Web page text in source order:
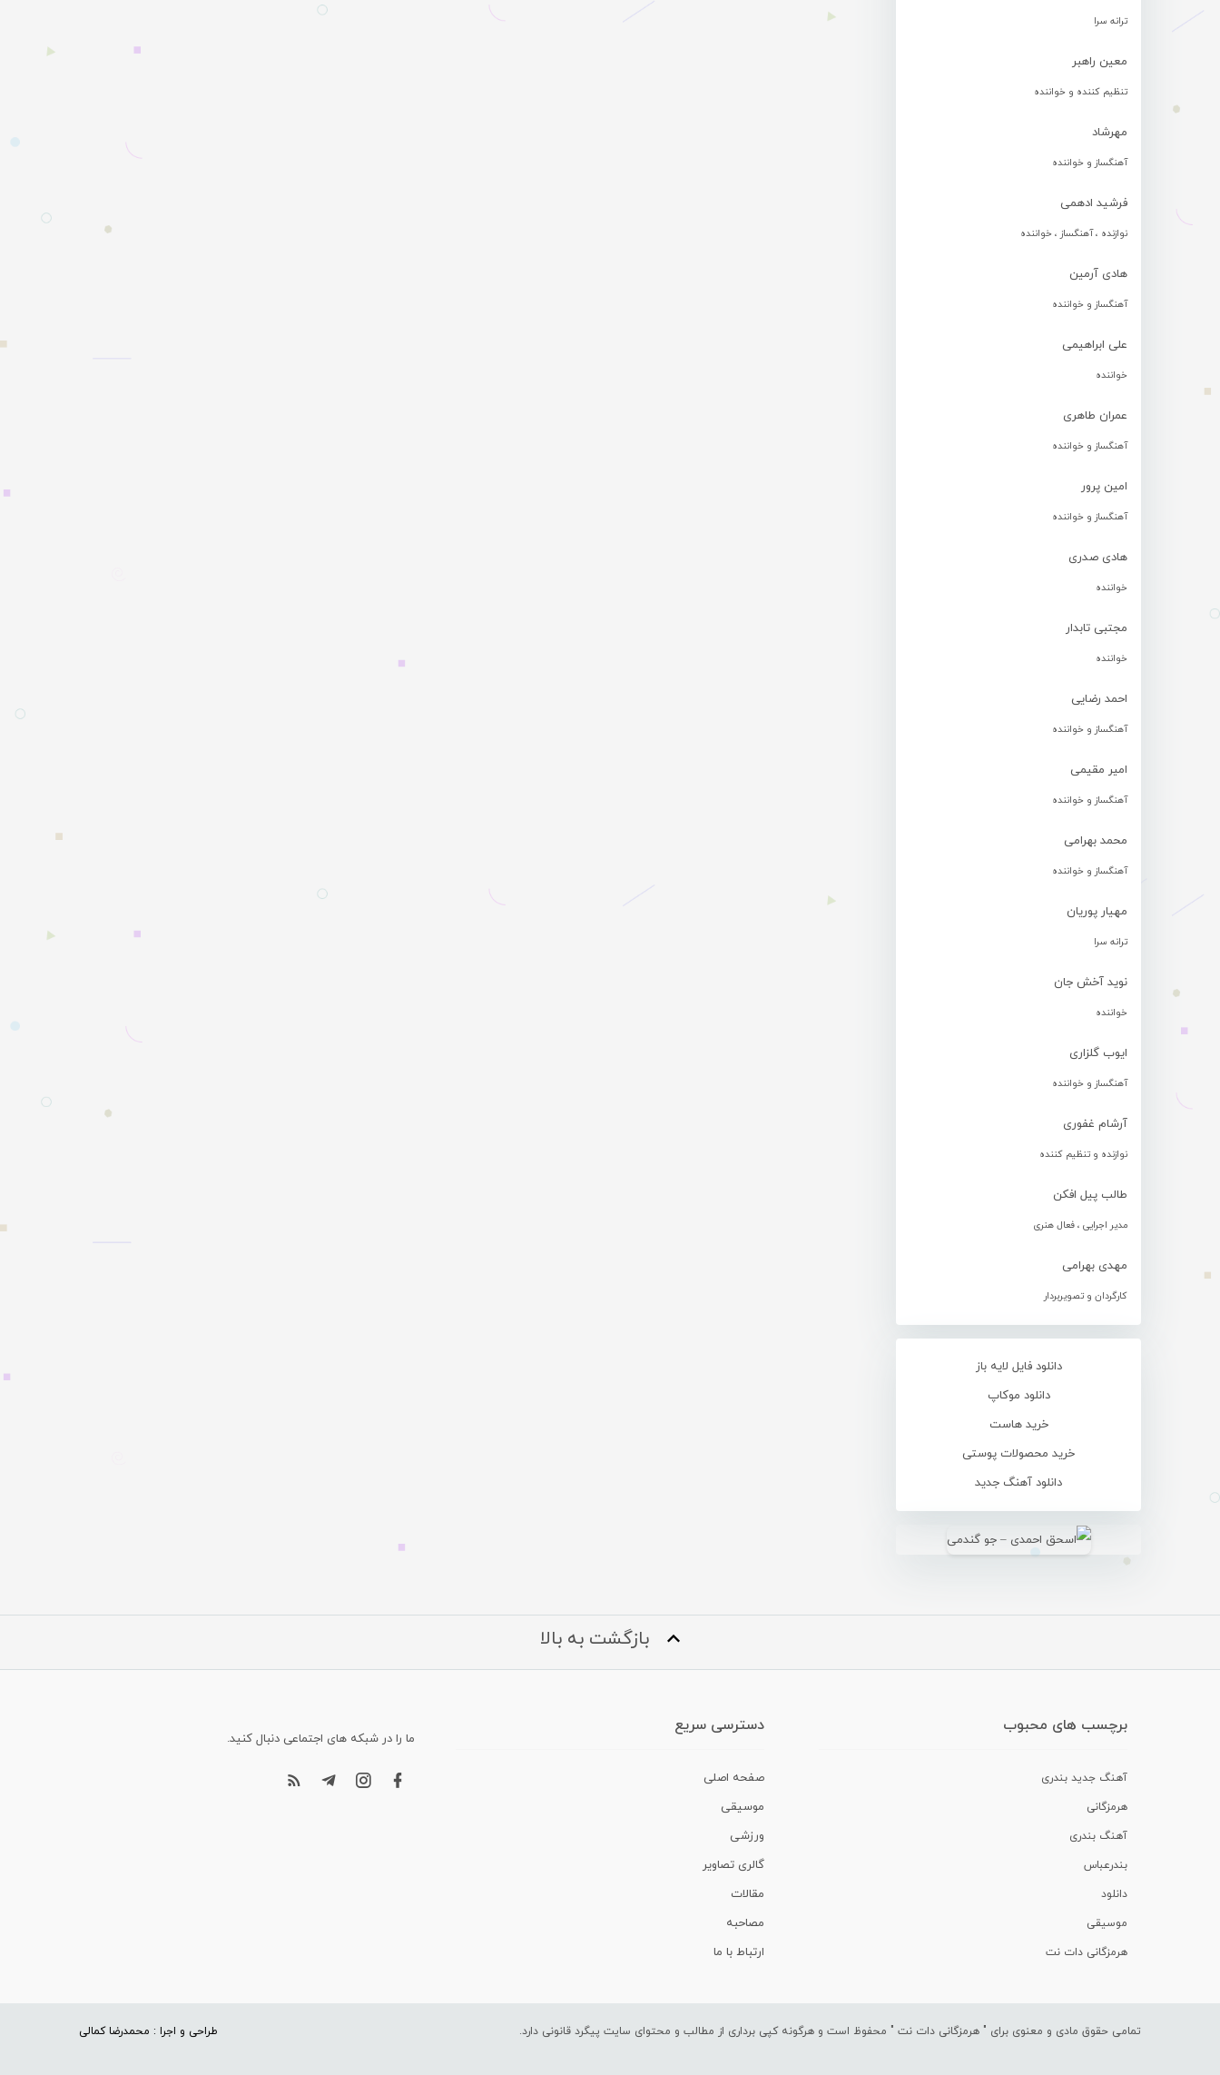
ترانه سرا
معین راهبر
تنظیم کننده و خواننده
مهرشاد
آهنگساز و خواننده
فرشید ادهمی
نوازنده ، آهنگساز ، خواننده
هادی آرمین
آهنگساز و خواننده
علی ابراهیمی
خواننده
عمران طاهری
آهنگساز و خواننده
امین پرور
آهنگساز و خواننده
هادی صدری
خواننده
مجتبی تابدار
خواننده
احمد رضایی
آهنگساز و خواننده
امیر مقیمی
آهنگساز و خواننده
محمد بهرامی
آهنگساز و خواننده
مهیار پوریان
ترانه سرا
نوید آخش جان
خواننده
ایوب گلزاری
آهنگساز و خواننده
آرشام غفوری
نوازنده و تنظیم کننده
طالب پیل افکن
مدیر اجرایی ، فعال هنری
مهدی بهرامی
کارگردان و تصویربردار
دانلود فایل لایه باز
دانلود موکاپ
خرید هاست
خرید محصولات پوستی
دانلود آهنگ جدید
بازگشت به بالا
برچسب های محبوب
آهنگ جدید بندری
هرمزگانی
آهنگ بندری
بندرعباس
دانلود
موسیقی
هرمزگانی دات نت
دسترسی سریع
صفحه اصلی
موسیقی
ورزشی
گالری تصاویر
مقالات
مصاحبه
ارتباط با ما
ما را در شبکه های اجتماعی دنبال کنید.
تمامی حقوق مادی و معنوی برای " هرمزگانی دات نت " محفوظ است و هرگونه کپی برداری از مطالب و محتوای سایت پیگرد قانونی دارد. طراحی و اجرا : محمدرضا کمالی